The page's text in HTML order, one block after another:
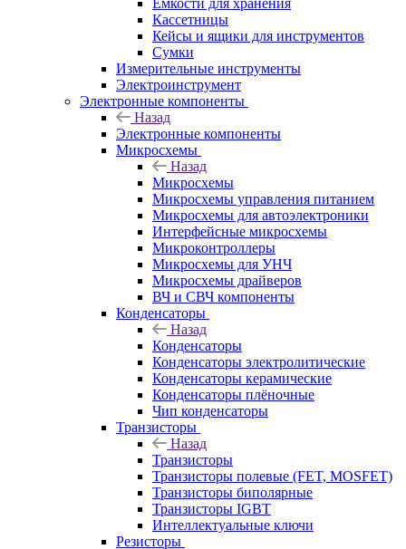
Емкости для хранения
Кассетницы
Кейсы и ящики для инструментов
Сумки
Измерительные инструменты
Электроинструмент
Электронные компоненты
Назад
Электронные компоненты
Микросхемы
Назад
Микросхемы
Микросхемы управления питанием
Микросхемы для автоэлектроники
Интерфейсные микросхемы
Микроконтроллеры
Микросхемы для УНЧ
Микросхемы драйверов
ВЧ и СВЧ компоненты
Конденсаторы
Назад
Конденсаторы
Конденсаторы электролитические
Конденсаторы керамические
Конденсаторы плёночные
Чип конденсаторы
Транзисторы
Назад
Транзисторы
Транзисторы полевые (FET, MOSFET)
Транзисторы биполярные
Транзисторы IGBT
Интеллектуальные ключи
Резисторы